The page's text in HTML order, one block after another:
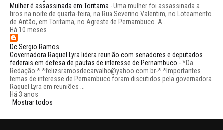
Mulher é assassinada em Toritama -Uma mulher foi assassinada a
tiros na noite de quarta-feira, na Rua Severino Valentim, no Loteamento
de Antão, em Toritama, no Agreste de Pernambuco. A...
Há 10 meses
Dc Sergio Ramos
Governadora Raquel Lyra lidera reunião com senadores e deputados
federais em defesa de pautas de interesse de Pernambuco -*Da
Redação:* *felizsramosdecarvalho@yahoo.com.br-* *Importantes
temas de interesse de Pernambuco foram discutidos pela governadora
Raquel Lyra em reuniões ...
Há 3 anos
Mostrar todos